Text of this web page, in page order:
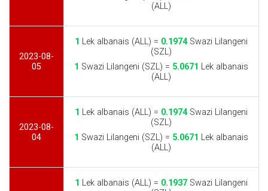
(ALL)
2023-08-
05
1 Lek albanais (ALL) = 0.1974Swazi Lilangeni
(SZL)
1 Swazi Lilangeni (SZL) = 5.0671 Lek albanais
(ALL)
2023-08-
04
1 Lek albanais (ALL) = 0.1974Swazi Lilangeni
(SZL)
1 Swazi Lilangeni (SZL) = 5.0671 Lek albanais
(ALL)
1 Lek albanais (ALL) = 0.1937 Swazi Lilangeni